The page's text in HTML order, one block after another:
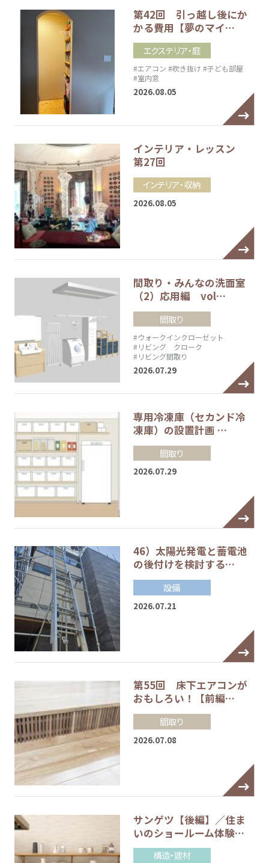
第42回 引っ越し後にか
かる費用【夢のマイ…
エクステリア・庭
#エアコン #吹き抜け #子ども部屋
#室内窓
2026.08.05
インテリア・レッスン
第27回
インテリア・収納
2026.08.05
間取り・みんなの洗面室
（2）応用編 vol…
間取り
#ウォークインクローゼット
#リビング クローク
#リビング間取り
2026.07.29
専用冷凍庫（セカンド冷
凍庫）の設置計画 …
間取り
2026.07.29
46）太陽光発電と蓄電池
の後付けを検討する…
設備
2026.07.21
第55回 床下エアコンが
おもしろい！【前編…
間取り
2026.07.08
サンゲツ【後編】／住ま
いのショールーム体験…
構造・建材